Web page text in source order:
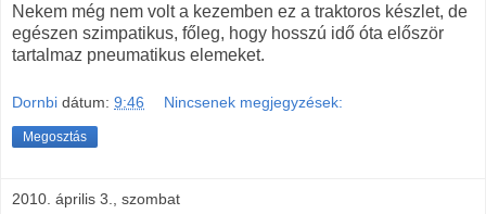
Nekem még nem volt a kezemben ez a traktoros készlet, de
egészen szimpatikus, főleg, hogy hosszú idő óta először
tartalmaz pneumatikus elemeket.
Dornbi dátum: 9:46 Nincsenek megjegyzések:
Megosztás
2010. április 3., szombat